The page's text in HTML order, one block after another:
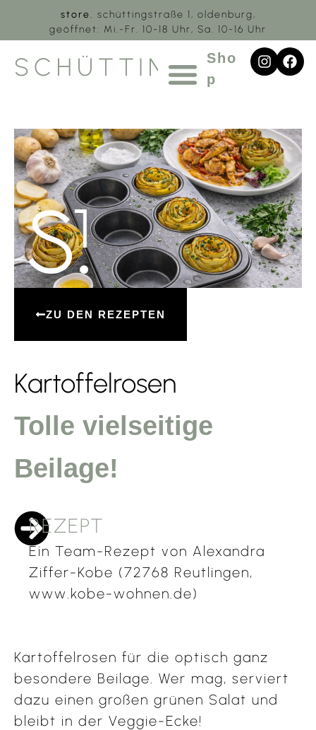
store. schüttingstraße 1, oldenburg,
geöffnet: Mi.-Fr. 10-18 Uhr, Sa. 10-16 Uhr
SCHÜTTING.1Sho
p
ZU DEN REZEPTEN
Kartoffelrosen
Tolle vielseitige
Beilage!
REZEPT
Ein Team-Rezept von Alexandra
Ziffer-Kobe (72768 Reutlingen,
www.kobe-wohnen.de)
Kartoffelrosen für die optisch ganz
besondere Beilage. Wer mag, serviert
dazu einen großen grünen Salat und
bleibt in der Veggie-Ecke!